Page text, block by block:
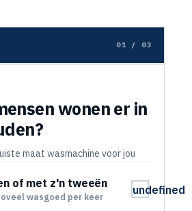
01 / 03
wonen er in
maat wasmachine voor jou
undefined
of met z'n tweeën
wasgoed per keer